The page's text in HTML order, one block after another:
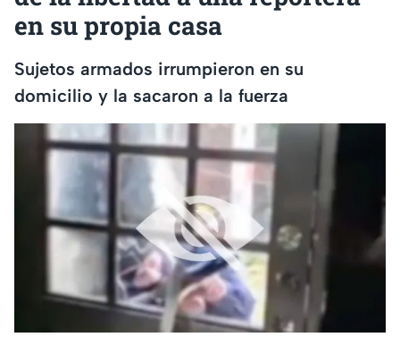
en su propia casa
Sujetos armados irrumpieron en su
domicilio y la sacaron a la fuerza